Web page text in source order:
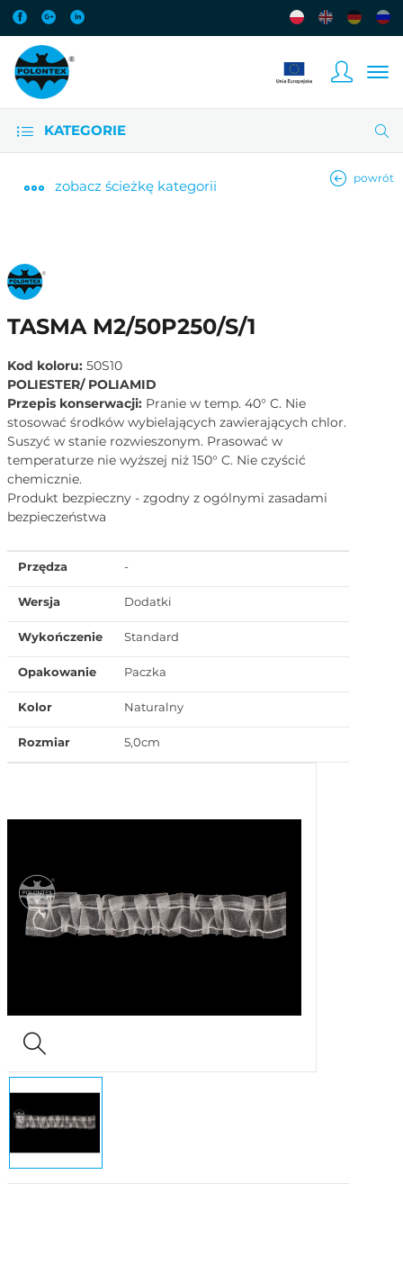
KATEGORIE
zobacz ścieżkę kategorii powrót
TASMA M2/50P250/S/1
Kod koloru: 50S10
POLIESTER/ POLIAMID
Przepis konserwacji: Pranie w temp. 40° C. Nie
stosować środków wybielających zawierających chlor.
Suszyć w stanie rozwieszonym. Prasować w
temperaturze nie wyższej niż 150° C. Nie czyścić
chemicznie.
Produkt bezpieczny - zgodny z ogólnymi zasadami
bezpieczeństwa
Przędza -
Wersja Dodatki
Wykończenie Standard
Opakowanie Paczka
Kolor Naturalny
Rozmiar 5,0cm